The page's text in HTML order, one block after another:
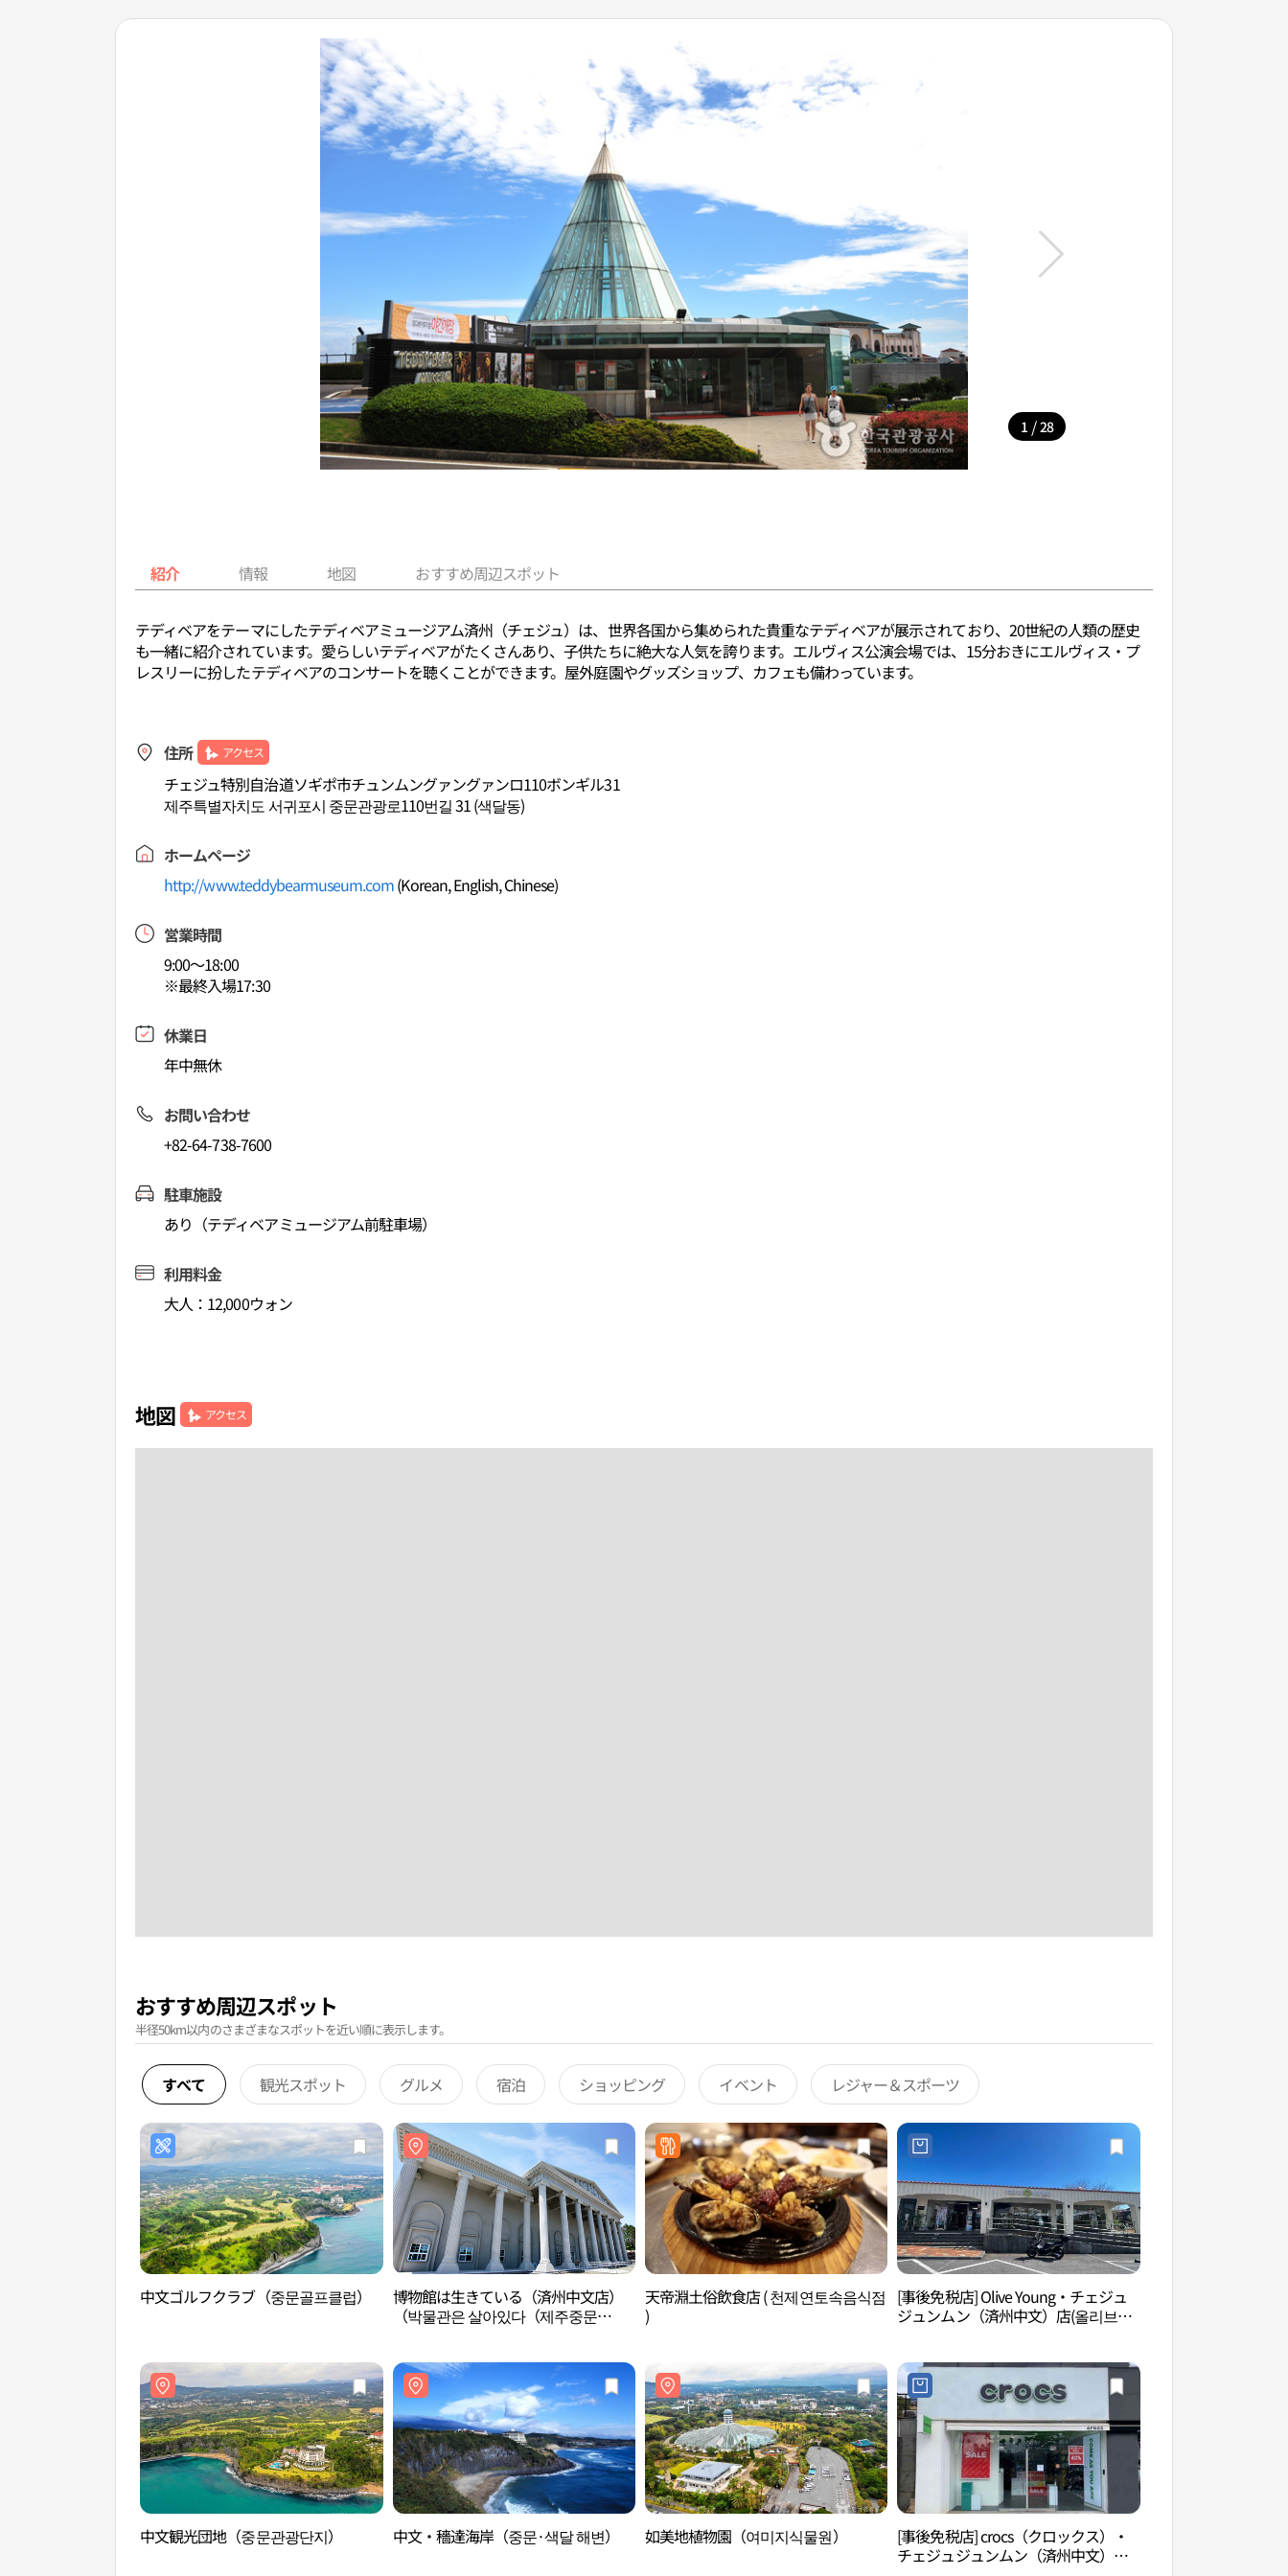
1 / 28
紹介 情報 地図 おすすめ周辺スポット
テディベアをテーマにしたテディベアミュージアム済州（チェジュ）は、世界各国から集められた貴重なテディベアが展示されており、20世紀の人類の歴史
も一緒に紹介されています。愛らしいテディベアがたくさんあり、子供たちに絶大な人気を誇ります。エルヴィス公演会場では、15分おきにエルヴィス・プ
レスリーに扮したテディベアのコンサートを聴くことができます。屋外庭園やグッズショップ、カフェも備わっています。
住所 アクセス
チェジュ特別自治道ソギポ市チュンムングァングァンロ110ボンギル31
제주특별자치도 서귀포시 중문관광로110번길 31 (색달동)
ホームページ
http://www.teddybearmuseum.com(Korean, English, Chinese)
営業時間
9:00～18:00
※最終入場17:30
休業日
年中無休
お問い合わせ
+82-64-738-7600
駐車施設
あり（テディベアミュージアム前駐車場）
利用料金
大人：12,000ウォン
地図 アクセス
おすすめ周辺スポット
半径50km以内のさまざまなスポットを近い順に表示します。
すべて 観光スポット グルメ 宿泊 ショッピング イベント レジャー＆スポーツ
中文ゴルフクラブ（중문골프클럽）
博物館は生きている（済州中文店）
（박물관은 살아있다（제주중문
天帝淵土俗飲食店 ( 천제연토속음식점
)
[事後免税店] Olive Young・チェジュ
ジュンムン（済州中文）店(올리브영
中文観光団地（중문관광단지） 中文・穡達海岸（중문·색달 해변） 如美地植物園（여미지식물원）
[事後免税店] crocs（クロックス）・
チェジュジュンムン（済州中文）店